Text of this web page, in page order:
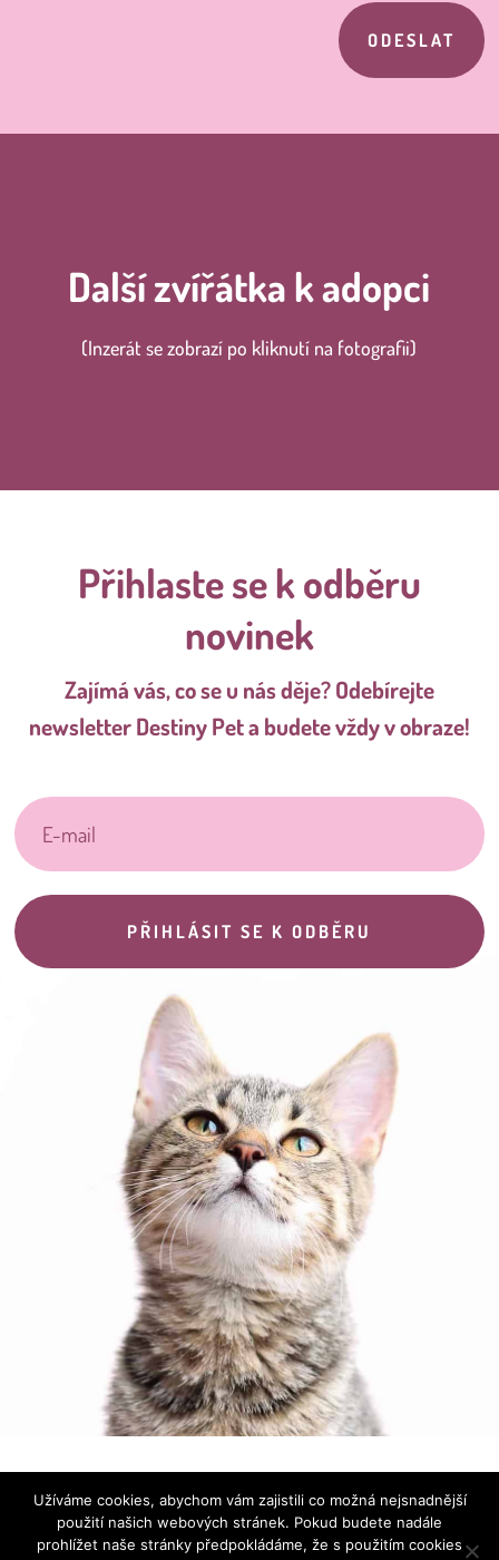
ODESLAT
Další zvířátka k adopci
(Inzerát se zobrazí po kliknutí na fotografii)
Přihlaste se k odběru
novinek
Zajímá vás, co se u nás děje? Odebírejte
newsletter Destiny Pet a budete vždy v obraze!
PŘIHLÁSIT SE K ODBĚRU
osobních údajů
Užíváme cookies, abychom vám zajistili co možná nejsnadnější
použití našich webových stránek. Pokud budete nadále
prohlížet naše stránky předpokládáme, že s použitím cookies